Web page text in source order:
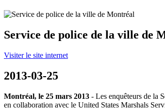
Service de police de la ville de
Visiter le site internet
2013-03-25
Montréal, le 25 mars 2013 - Les enquêteurs de la
en collaboration avec le United States Marshals